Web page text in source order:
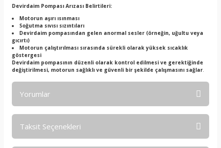
Devirdaim Pompası Arızası Belirtileri:
Motorun aşırı ısınması
Soğutma sıvısı sızıntıları
Devirdaim pompasından gelen anormal sesler (örneğin, uğultu veya
gıcırtı)
Motorun çalıştırılması sırasında sürekli olarak yüksek sıcaklık
göstergesi
Devirdaim pompasının düzenli olarak kontrol edilmesi ve gerektiğinde
değiştirilmesi, motorun sağlıklı ve güvenli bir şekilde çalışmasını sağlar.
Yorumlar
Taksit Seçenekleri